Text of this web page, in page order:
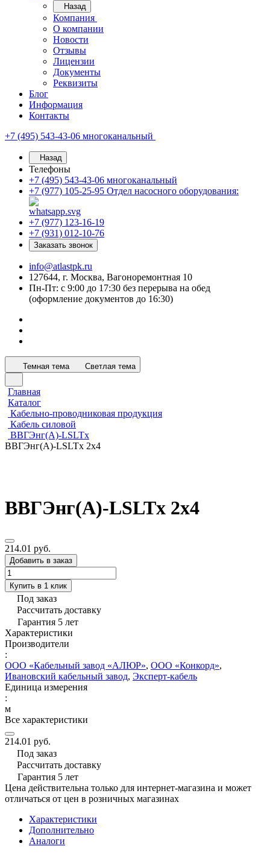
Назад
Компания
О компании
Новости
Отзывы
Лицензии
Документы
Реквизиты
Блог
Информация
Контакты
+7 (495) 543-43-06 многоканальный
Назад
Телефоны
+7 (495) 543-43-06 многоканальный
+7 (977) 105-25-95 Отдел насосного оборудования:
+7 (977) 123-16-19
+7 (931) 012-10-76
Заказать звонок
info@atlastpk.ru
127644, г. Москва, Вагоноремонтная 10
Пн-Пт: с 9:00 до 17:30 без перерыва на обед
(оформление документов до 16:30)
Темная тема Светлая тема
Главная
Каталог
Кабельно-проводниковая продукция
Кабель силовой
ВВГЭнг(А)-LSLTx
ВВГЭнг(А)-LSLTx 2х4
ВВГЭнг(А)-LSLTx 2х4
214.01 руб.
Добавить в заказ
Купить в 1 клик
Под заказ
Рассчитать доставку
Гарантия 5 лет
Характеристики
Производители
:
ООО «Кабельный завод «АЛЮР», ООО «Конкорд»,
Ивановский кабельный завод, Эксперт-кабель
Единица измерения
:
м
Все характеристики
214.01 руб.
Под заказ
Рассчитать доставку
Гарантия 5 лет
Цена действительна только для интернет-магазина и может
отличаться от цен в розничных магазинах
Характеристики
Дополнительно
Аналоги